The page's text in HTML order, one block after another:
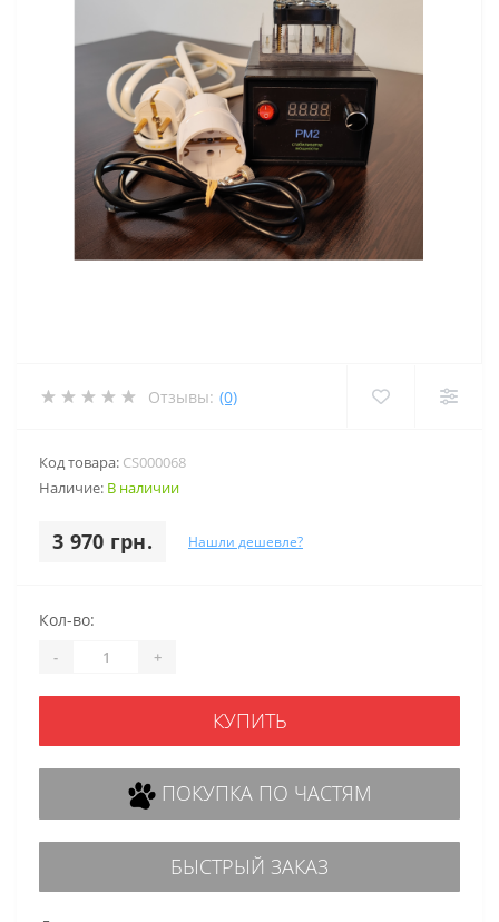
Отзывы: (0)
Код товара: CS000068
Наличие: В наличии
3 970 грн. Нашли дешевле?
Кол-во:
- +
КУПИТЬ
ПОКУПКА ПО ЧАСТЯМ
БЫСТРЫЙ ЗАКАЗ